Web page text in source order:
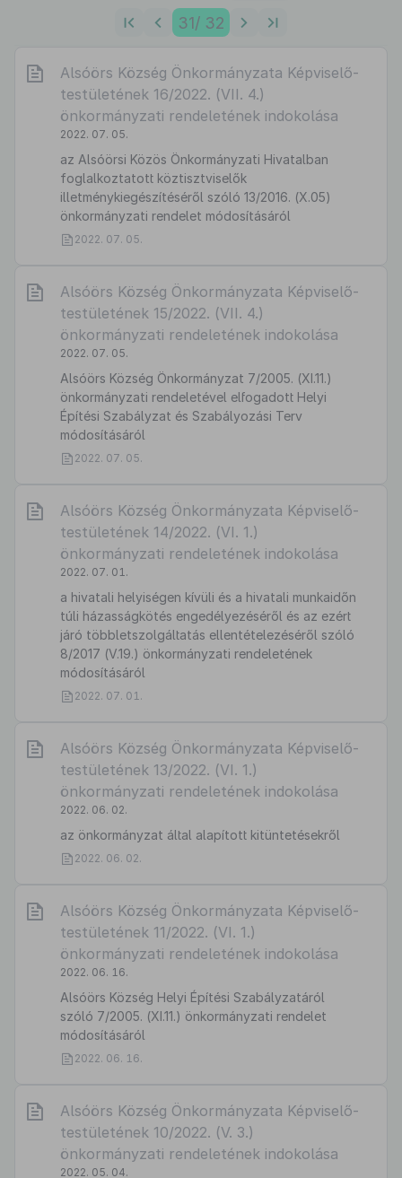
31/ 32
Alsóörs Község Önkormányzata Képviselő-
testületének 16/2022. (VII. 4.)
önkormányzati rendeletének indokolása
2022. 07. 05.
az Alsóörsi Közös Önkormányzati Hivatalban
foglalkoztatott köztisztviselők
illetménykiegészítéséről szóló 13/2016. (X.05)
önkormányzati rendelet módosításáról
2022. 07. 05.
Alsóörs Község Önkormányzata Képviselő-
testületének 15/2022. (VII. 4.)
önkormányzati rendeletének indokolása
2022. 07. 05.
Alsóörs Község Önkormányzat 7/2005. (XI.11.)
önkormányzati rendeletével elfogadott Helyi
Építési Szabályzat és Szabályozási Terv
módosításáról
2022. 07. 05.
Alsóörs Község Önkormányzata Képviselő-
testületének 14/2022. (VI. 1.)
önkormányzati rendeletének indokolása
2022. 07. 01.
a hivatali helyiségen kívüli és a hivatali munkaidőn
túli házasságkötés engedélyezéséről és az ezért
járó többletszolgáltatás ellentételezéséről szóló
8/2017 (V.19.) önkormányzati rendeletének
módosításáról
2022. 07. 01.
Alsóörs Község Önkormányzata Képviselő-
testületének 13/2022. (VI. 1.)
önkormányzati rendeletének indokolása
2022. 06. 02.
az önkormányzat által alapított kitüntetésekről
2022. 06. 02.
Alsóörs Község Önkormányzata Képviselő-
testületének 11/2022. (VI. 1.)
önkormányzati rendeletének indokolása
2022. 06. 16.
Alsóörs Község Helyi Építési Szabályzatáról
szóló 7/2005. (XI.11.) önkormányzati rendelet
módosításáról
2022. 06. 16.
Alsóörs Község Önkormányzata Képviselő-
testületének 10/2022. (V. 3.)
önkormányzati rendeletének indokolása
2022. 05. 04.